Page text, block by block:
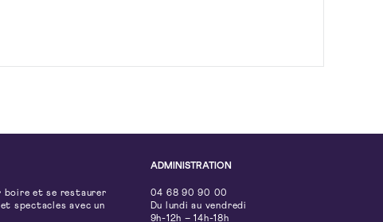
boire et se restaurer
spectacles avec un
ADMINISTRATION
04 68 90 90 00
Du lundi au vendredi
9h-12h – 14h-18h